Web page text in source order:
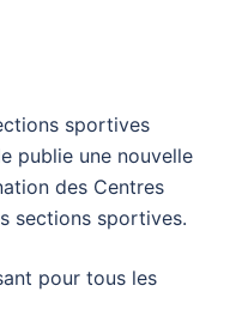
sportives
publie une nouvelle
des Centres
sections sportives.
pour tous les